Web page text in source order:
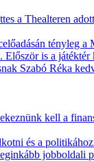
a Thealteren
is a
Szabó Réka
kell a
és a
jobboldali